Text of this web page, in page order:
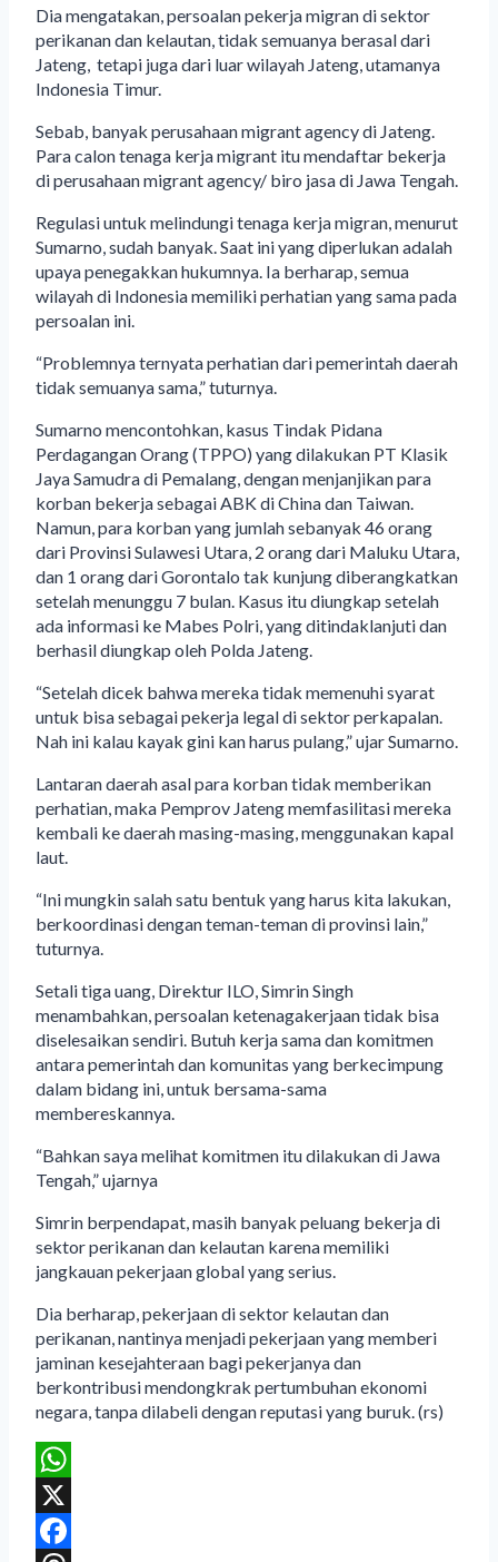
Dia mengatakan, persoalan pekerja migran di sektor
perikanan dan kelautan, tidak semuanya berasal dari
Jateng, tetapi juga dari luar wilayah Jateng, utamanya
Indonesia Timur.
Sebab, banyak perusahaan migrant agency di Jateng.
Para calon tenaga kerja migrant itu mendaftar bekerja
di perusahaan migrant agency/ biro jasa di Jawa Tengah.
Regulasi untuk melindungi tenaga kerja migran, menurut
Sumarno, sudah banyak. Saat ini yang diperlukan adalah
upaya penegakkan hukumnya. Ia berharap, semua
wilayah di Indonesia memiliki perhatian yang sama pada
persoalan ini.
“Problemnya ternyata perhatian dari pemerintah daerah
tidak semuanya sama,” tuturnya.
Sumarno mencontohkan, kasus Tindak Pidana
Perdagangan Orang (TPPO) yang dilakukan PT Klasik
Jaya Samudra di Pemalang, dengan menjanjikan para
korban bekerja sebagai ABK di China dan Taiwan.
Namun, para korban yang jumlah sebanyak 46 orang
dari Provinsi Sulawesi Utara, 2 orang dari Maluku Utara,
dan 1 orang dari Gorontalo tak kunjung diberangkatkan
setelah menunggu 7 bulan. Kasus itu diungkap setelah
ada informasi ke Mabes Polri, yang ditindaklanjuti dan
berhasil diungkap oleh Polda Jateng.
“Setelah dicek bahwa mereka tidak memenuhi syarat
untuk bisa sebagai pekerja legal di sektor perkapalan.
Nah ini kalau kayak gini kan harus pulang,” ujar Sumarno.
Lantaran daerah asal para korban tidak memberikan
perhatian, maka Pemprov Jateng memfasilitasi mereka
kembali ke daerah masing-masing, menggunakan kapal
laut.
“Ini mungkin salah satu bentuk yang harus kita lakukan,
berkoordinasi dengan teman-teman di provinsi lain,”
tuturnya.
Setali tiga uang, Direktur ILO, Simrin Singh
menambahkan, persoalan ketenagakerjaan tidak bisa
diselesaikan sendiri. Butuh kerja sama dan komitmen
antara pemerintah dan komunitas yang berkecimpung
dalam bidang ini, untuk bersama-sama
membereskannya.
“Bahkan saya melihat komitmen itu dilakukan di Jawa
Tengah,” ujarnya
Simrin berpendapat, masih banyak peluang bekerja di
sektor perikanan dan kelautan karena memiliki
jangkauan pekerjaan global yang serius.
Dia berharap, pekerjaan di sektor kelautan dan
perikanan, nantinya menjadi pekerjaan yang memberi
jaminan kesejahteraan bagi pekerjanya dan
berkontribusi mendongkrak pertumbuhan ekonomi
negara, tanpa dilabeli dengan reputasi yang buruk. (rs)
WhatsApp
X